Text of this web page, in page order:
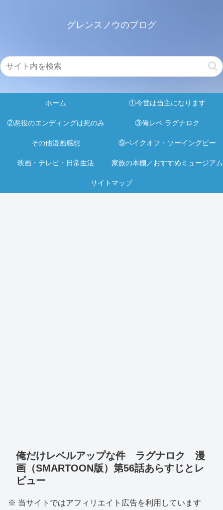
グレンスノウのブログ
ホーム ①今世は当主になります
②悪役のエンディングは死のみ ③俺レベ ラグナロク
その他漫画感想 ⑨ベイクオフ・ソーイングビー
映画・テレビ・日常生活 家族の本棚／おすすめミュージアム
サイトマップ
俺だけレベルアップな件 ラグナロク 漫
画（SMARTOON版）第56話あらすじとレ
ビュー
※ 当サイトではアフィリエイト広告を利用しています